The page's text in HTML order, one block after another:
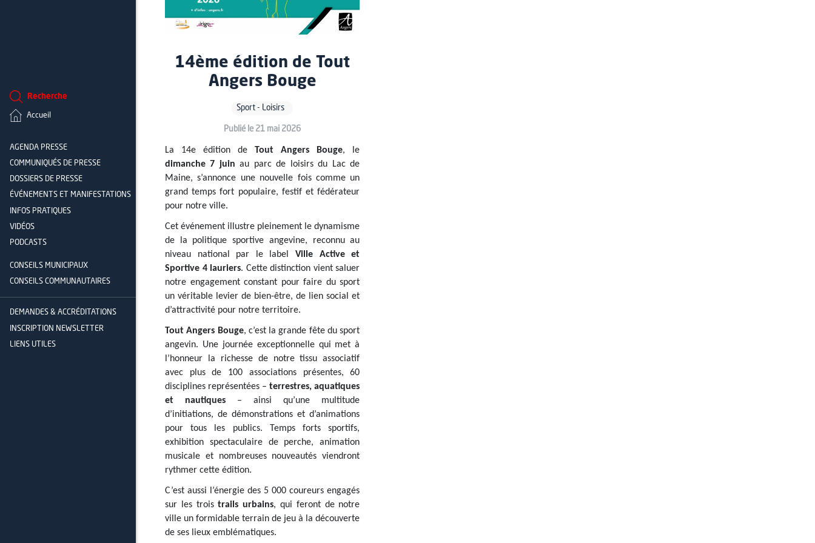
Recherche
Accueil
AGENDA PRESSE
COMMUNIQUÉS DE PRESSE
DOSSIERS DE PRESSE
ÉVÉNEMENTS ET MANIFESTATIONS
INFOS PRATIQUES
VIDÉOS
PODCASTS
CONSEILS MUNICIPAUX
CONSEILS COMMUNAUTAIRES
DEMANDES & ACCRÉDITATIONS
INSCRIPTION NEWSLETTER
LIENS UTILES
14ème édition de Tout
Angers Bouge
Sport - Loisirs
Publié le 21 mai 2026
La 14e édition deTout Angers Bouge, le
dimanche 7 juin au parc de loisirs du Lac de
Maine, s’annonce une nouvelle fois comme un
grand temps fort populaire, festif et fédérateur
pour notre ville.
Cet événement illustre pleinement le dynamisme
de la politique sportive angevine, reconnu au
niveau national par le labelVille Active et
Sportive 4 lauriers. Cette distinction vient saluer
notre engagement constant pour faire du sport
un véritable levier de bien-être, de lien social et
d’attractivité pour notre territoire.
Tout Angers Bouge, c’est la grande fête du sport
angevin. Une journée exceptionnelle qui met à
l’honneur la richesse de notre tissu associatif
avec plus de 100 associations présentes, 60
disciplines représentées –terrestres, aquatiques
et nautiques – ainsi qu’une multitude
d’initiations, de démonstrations et d’animations
pour tous les publics. Temps forts sportifs,
exhibition spectaculaire de perche, animation
musicale et nombreuses nouveautés viendront
rythmer cette édition.
C’est aussi l’énergie des 5 000 coureurs engagés
sur les troistrails urbains, qui feront de notre
ville un formidable terrain de jeu à la découverte
de ses lieux emblématiques.